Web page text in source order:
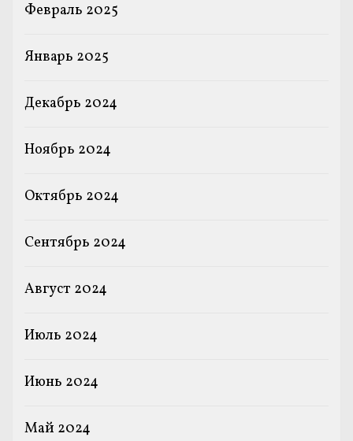
Февраль 2025
Январь 2025
Декабрь 2024
Ноябрь 2024
Октябрь 2024
Сентябрь 2024
Август 2024
Июль 2024
Июнь 2024
Май 2024